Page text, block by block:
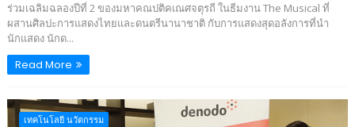
ร่วมเฉลิมฉลองปีที่ 2 ของมหาคณปติคเณศจตุรถี ในธีมงาน The Musical ที่
ผสานศิลปะการแสดงไทยและดนตรีนานาชาติ กับการแสดงสุดอลังการที่นำ
นักแสดง นักด...
Read More
เทคโนโลยี นวัตกรรม